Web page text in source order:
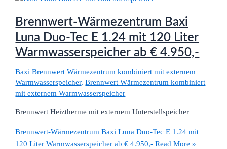
Brennwert-Wärmezentrum Baxi
Luna Duo-Tec E 1.24 mit 120 Liter
Warmwasserspeicher ab € 4.950,-
Baxi Brennwert Wärmezentrum kombiniert mit externem
Warmwasserspeicher,Brennwert Wärmezentrum kombiniert
mit externem Warmwasserspeicher
Brennwert Heiztherme mit externem Unterstellspeicher
Brennwert-Wärmezentrum Baxi Luna Duo-Tec E 1.24 mit
120 Liter Warmwasserspeicher ab € 4.950,- Read More »